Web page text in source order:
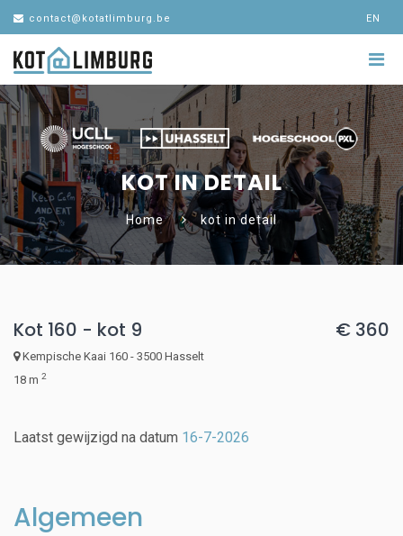
contact@kotatlimburg.be EN
KOT IN DETAIL
Home kot in detail
Kot 160 - kot 9
Kempische Kaai 160 - 3500 Hasselt
18 m 2
€ 360
Laatst gewijzigd na datum 16-7-2026
Algemeen